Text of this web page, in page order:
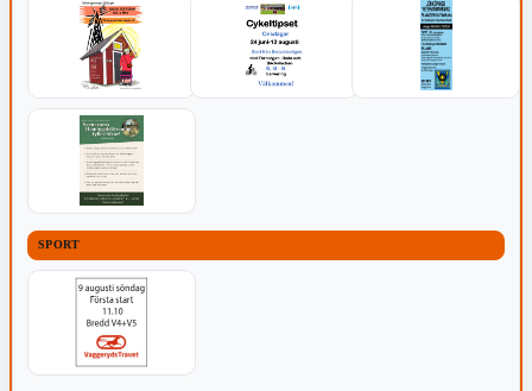
SPORT